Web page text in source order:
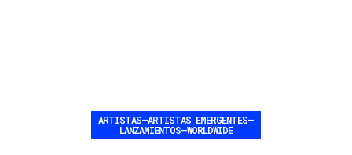
ARTISTAS–ARTISTAS EMERGENTES–
LANZAMIENTOS–WORLDWIDE